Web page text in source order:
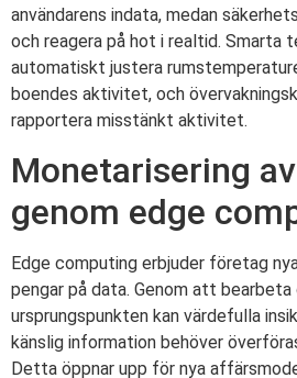
användarens indata, medan
och reagera på hot i realtid. Smarta
automatiskt justera
boendes aktivitet, och
rapportera misstänkt aktivitet.
Monetarisering
genom edge
Edge computing erbjuder företag
pengar på data. Genom att
ursprungspunkten kan värdefulla
känslig information behöver
Detta öppnar upp för nya